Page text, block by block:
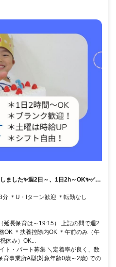
ました✨週2日～、1日2h～OK✨✅未
に時給30円UP⭐
徒歩8分 ＊U・Iターン歓迎 ＊転勤なし
延長保育は～19:15） 上記の間で週2
OK ＊扶養控除内OK ＊午前のみ（午
休み）OK...
ト・パート募集 ＼定着率が良く、数
育事業所A型(対象年齢0歳～2歳) での